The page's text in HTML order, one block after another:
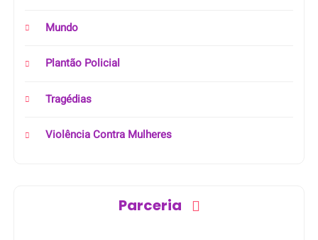
Mundo
Plantão Policial
Tragédias
Violência Contra Mulheres
Parceria